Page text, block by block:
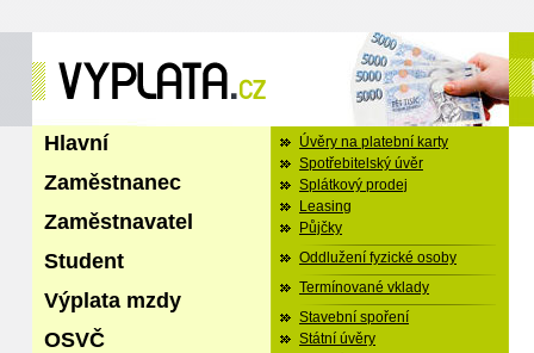
Hlavní
Zaměstnanec
Zaměstnavatel
Student
Výplata mzdy
OSVČ
Úvěry na platební karty
Spotřebitelský úvěr
Splátkový prodej
Leasing
Půjčky
Oddlužení fyzické osoby
Termínované vklady
Stavební spoření
Státní úvěry